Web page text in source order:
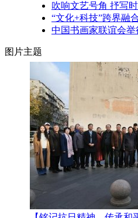
吹响文艺号角 抒写
“文化+科技”跨界融
中国书画家联谊会
图片主题